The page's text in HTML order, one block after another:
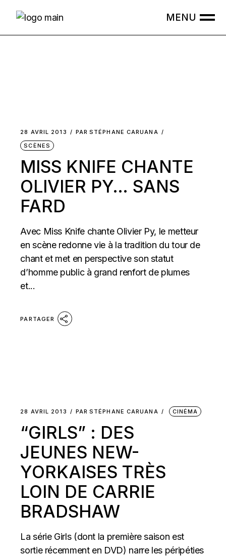
28 AVRIL 2013 PAR STÉPHANE CARUANA
SCÈNES
MISS KNIFE CHANTE
OLIVIER PY… SANS
FARD
Avec Miss Knife chante Olivier Py, le metteur
en scène redonne vie à la tradition du tour de
chant et met en perspective son statut
d’homme public à grand renfort de plumes
et...
PARTAGER
28 AVRIL 2013 PAR STÉPHANE CARUANA CINÉMA
“GIRLS” : DES
JEUNES NEW-
YORKAISES TRÈS
LOIN DE CARRIE
BRADSHAW
La série Girls (dont la première saison est
sortie récemment en DVD) narre les péripéties